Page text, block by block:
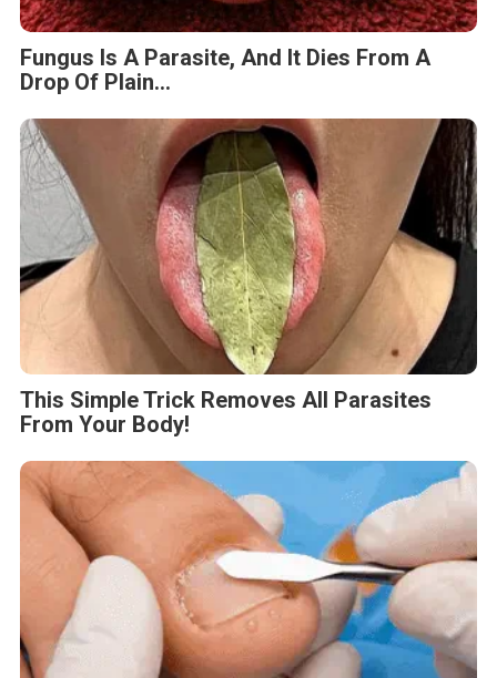
Fungus Is A Parasite, And It Dies From A
Drop Of Plain...
This Simple Trick Removes All Parasites
From Your Body!